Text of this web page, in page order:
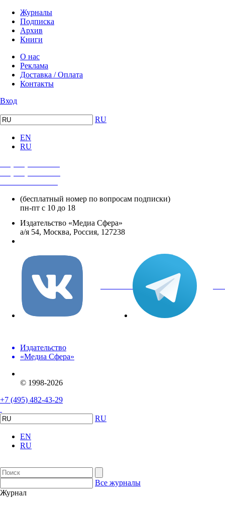
Журналы
Подписка
Архив
Книги
О нас
Реклама
Доставка / Оплата
Контакты
Вход
RU
EN
RU
(бесплатный номер по вопросам подписки)
пн-пт с 10 до 18
Издательство «Медиа Сфера»
а/я 54, Москва, Россия, 127238
вКонтакте
Издательство
«Медиа Сфера»
© 1998-2026
+7 (495) 482-43-29
RU
EN
RU
Все журналы
Журнал